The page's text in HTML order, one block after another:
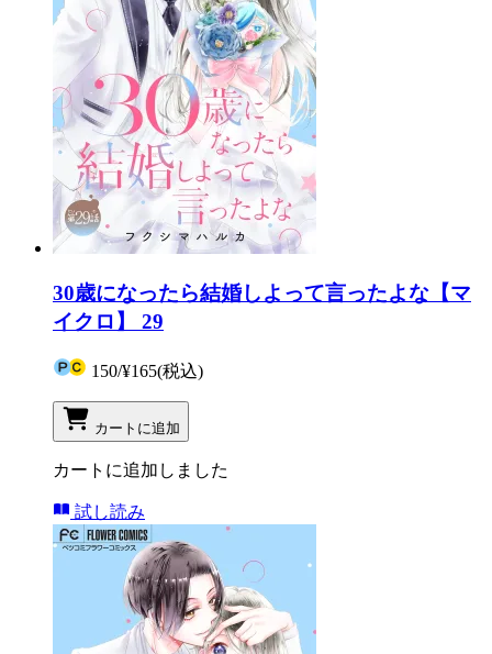
30歳になったら結婚しよって言ったよな【マ
イクロ】 29
150/¥165(税込)
カートに追加
カートに追加しました
試し読み